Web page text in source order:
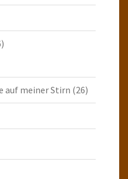
auf meiner Stirn (26)